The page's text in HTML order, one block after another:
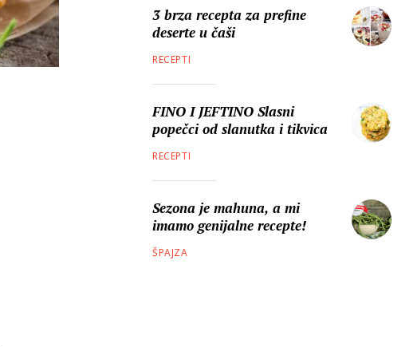
3 brza recepta za prefine
deserte u čaši
RECEPTI
FINO I JEFTINO Slasni
popečci od slanutka i tikvica
RECEPTI
Sezona je mahuna, a mi
imamo genijalne recepte!
ŠPAJZA